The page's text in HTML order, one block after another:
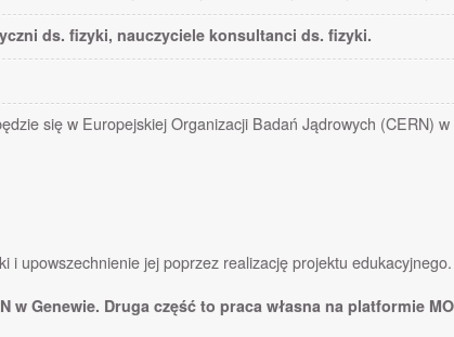
ds. fizyki, nauczyciele konsultanci ds. fizyki.
się w Europejskiej Organizacji Badań Jądrowych (CERN) w
i upowszechnienie jej poprzez realizację projektu edukacyjnego.
w Genewie. Druga część to praca własna na platformie